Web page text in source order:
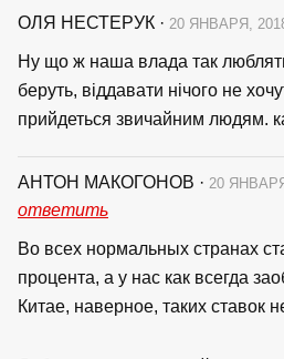
ОЛЯ НЕСТЕРУК · 20 ЯНВАРЯ,
Ну що ж наша влада так
беруть, віддавати нічого не
прийдеться звичайним людям.
АНТОН МАКОГОНОВ · 20
ответить
Во всех нормальных странах
процента, а у нас как всегда
Китае, наверное, таких ставок